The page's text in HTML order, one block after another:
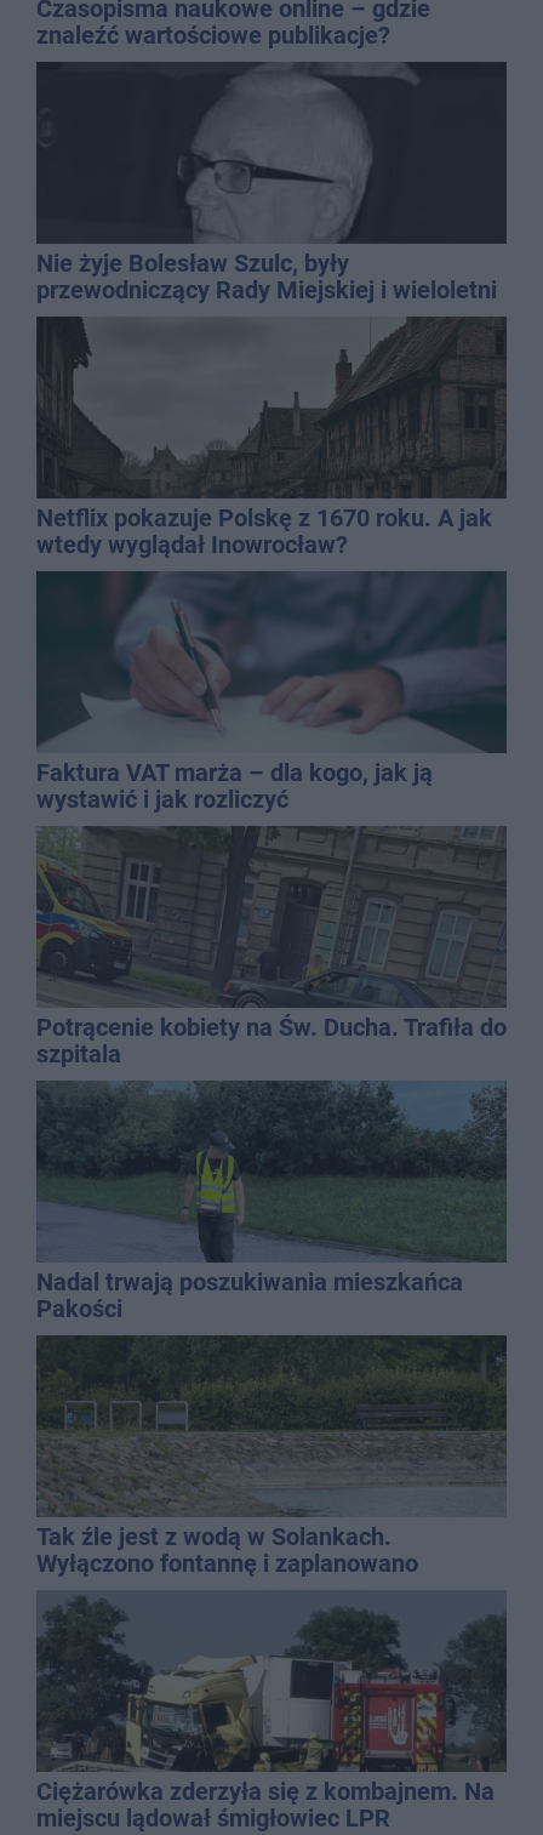
Czasopisma naukowe online – gdzie
znaleźć wartościowe publikacje?
Nie żyje Bolesław Szulc, były
przewodniczący Rady Miejskiej i wieloletni
dyrektor SP 14
Netflix pokazuje Polskę z 1670 roku. A jak
wtedy wyglądał Inowrocław?
Faktura VAT marża – dla kogo, jak ją
wystawić i jak rozliczyć
Potrącenie kobiety na Św. Ducha. Trafiła do
szpitala
Nadal trwają poszukiwania mieszkańca
Pakości
Tak źle jest z wodą w Solankach.
Wyłączono fontannę i zaplanowano
dolewkę
Ciężarówka zderzyła się z kombajnem. Na
miejscu lądował śmigłowiec LPR